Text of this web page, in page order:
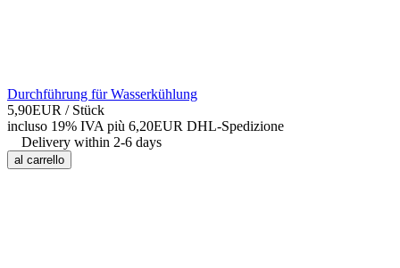
Durchführung für Wasserkühlung
5,90EUR / Stück
incluso 19% IVA più 6,20EUR DHL-Spedizione
Delivery within 2-6 days
al carrello